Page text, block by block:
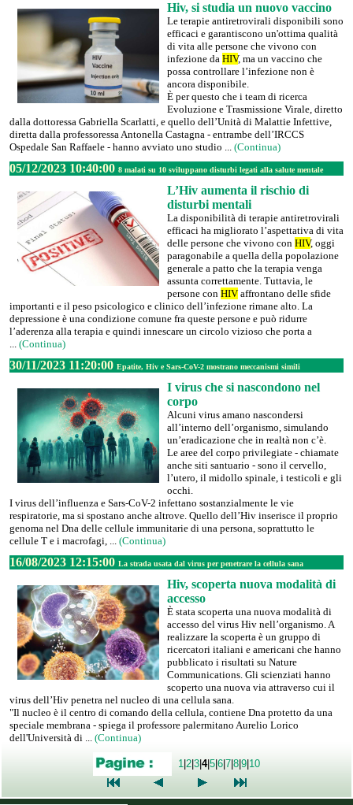
Hiv, si studia un nuovo vaccino
Le terapie antiretrovirali disponibili sono
efficaci e garantiscono un'ottima qualità
di vita alle persone che vivono con
infezione da HIV, ma un vaccino che
possa controllare l’infezione non è
ancora disponibile.
È per questo che i team di ricerca
Evoluzione e Trasmissione Virale, diretto
dalla dottoressa Gabriella Scarlatti, e quello dell’Unità di Malattie Infettive,
diretta dalla professoressa Antonella Castagna - entrambe dell’IRCCS
Ospedale San Raffaele - hanno avviato uno studio ... (Continua)
05/12/2023 10:40:00 8 malati su 10 sviluppano disturbi legati alla salute mentale
L’Hiv aumenta il rischio di
disturbi mentali
La disponibilità di terapie antiretrovirali
efficaci ha migliorato l’aspettativa di vita
delle persone che vivono con HIV, oggi
paragonabile a quella della popolazione
generale a patto che la terapia venga
assunta correttamente. Tuttavia, le
persone con HIV affrontano delle sfide
importanti e il peso psicologico e clinico dell’infezione rimane alto. La
depressione è una condizione comune fra queste persone e può ridurre
l’aderenza alla terapia e quindi innescare un circolo vizioso che porta a
... (Continua)
30/11/2023 11:20:00 Epatite, Hiv e Sars-CoV-2 mostrano meccanismi simili
I virus che si nascondono nel
corpo
Alcuni virus amano nascondersi
all’interno dell’organismo, simulando
un’eradicazione che in realtà non c’è.
Le aree del corpo privilegiate - chiamate
anche siti santuario - sono il cervello,
l’utero, il midollo spinale, i testicoli e gli
occhi.
I virus dell’influenza e Sars-CoV-2 infettano sostanzialmente le vie
respiratorie, ma si spostano anche altrove. Quello dell’Hiv inserisce il proprio
genoma nel Dna delle cellule immunitarie di una persona, soprattutto le
cellule T e i macrofagi, ... (Continua)
16/08/2023 12:15:00 La strada usata dal virus per penetrare la cellula sana
Hiv, scoperta nuova modalità di
accesso
È stata scoperta una nuova modalità di
accesso del virus Hiv nell’organismo. A
realizzare la scoperta è un gruppo di
ricercatori italiani e americani che hanno
pubblicato i risultati su Nature
Communications. Gli scienziati hanno
scoperto una nuova via attraverso cui il
virus dell’Hiv penetra nel nucleo di una cellula sana.
"Il nucleo è il centro di comando della cellula, contiene Dna protetto da una
speciale membrana - spiega il professore palermitano Aurelio Lorico
dell'Università di ... (Continua)
1 |2|3|4|5|6|7|8|9|10